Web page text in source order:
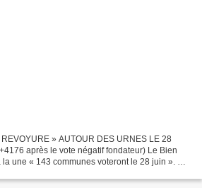
» AUTOUR DES URNES LE 28
après le vote négatif fondateur) Le Bien
une « 143 communes voteront le 28 juin ». En